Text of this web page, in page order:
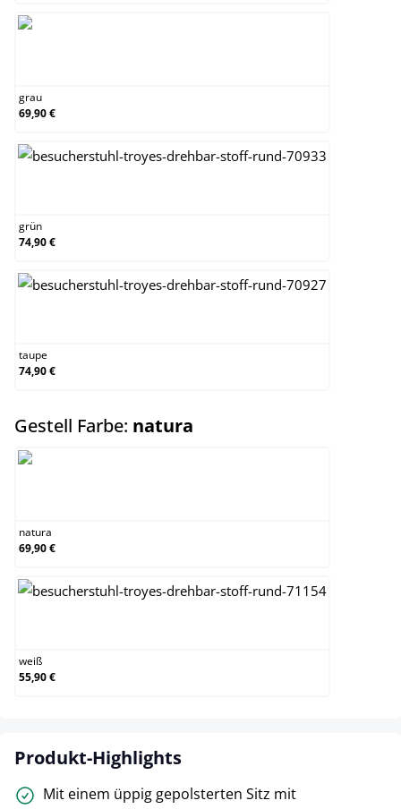
grau
69,90 €
grün
74,90 €
taupe
74,90 €
Gestell Farbe: natura
natura
69,90 €
weiß
55,90 €
Produkt-Highlights
Mit einem üppig gepolsterten Sitz mit